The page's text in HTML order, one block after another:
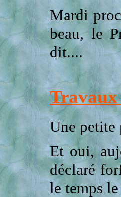
Mardi
beau, le
dit....
Travaux
Une petite
Et oui,
déclaré
le temps